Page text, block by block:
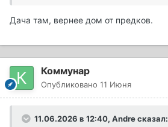
Дача там, вернее дом от предков.
Коммунар
Опубликовано 11 Июня
11.06.2026 в 12:40, Andreсказал: